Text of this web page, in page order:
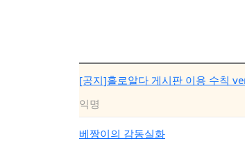
[공지]홀로알다 게시판 이용 수칙
익명
베짱이의 감동실화